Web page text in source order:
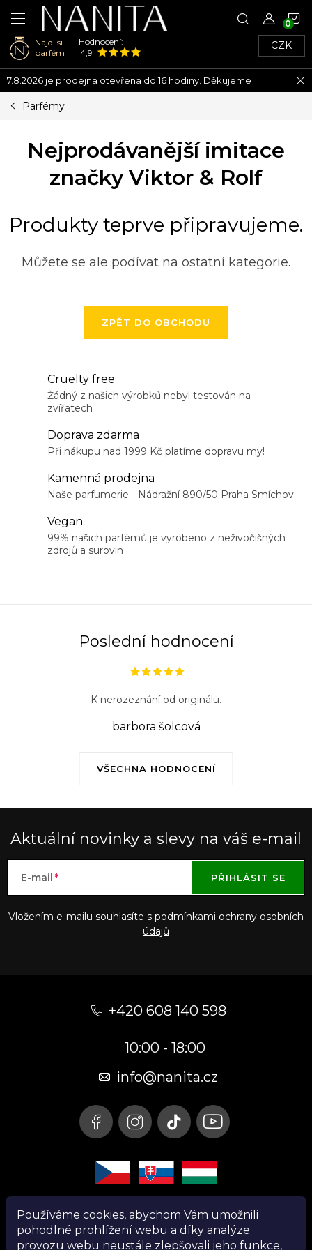
Používáme cookies, abychom Vám umožnili
pohodlné prohlížení webu a díky analýze
provozu webu neustále zlepšovali jeho funkce,
Přejít
na
obsah
Najdi si
parfém
Hodnocení:
4,9
CZK
7.8.2026 je prodejna otevřena do 16 hodiny. Děkujeme
Parfémy
Nejprodávanější imitace
značky Viktor & Rolf
Produkty teprve připravujeme.
Můžete se ale podívat na ostatní kategorie.
ZPĚT DO OBCHODU
Cruelty free
Žádný z našich výrobků nebyl testován na
zvířatech
Doprava zdarma
Při nákupu nad 1999 Kč platíme dopravu my!
Kamenná prodejna
Naše parfumerie - Nádražní 890/50 Praha Smíchov
Vegan
99% našich parfémů je vyrobeno z neživočišných
zdrojů a surovin
Poslední hodnocení
VŠECHNA HODNOCENÍ
K nerozeznání od originálu.
barbora šolcová
Aktuální novinky a slevy na váš e-mail
E-mail
Vložením e-mailu souhlasíte s podmínkami ochrany osobních
údajů
PŘIHLÁSIT SE
+420 608 140 598
10:00 - 18:00
info@nanita.cz